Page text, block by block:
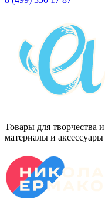
Товары для творчества
материалы и